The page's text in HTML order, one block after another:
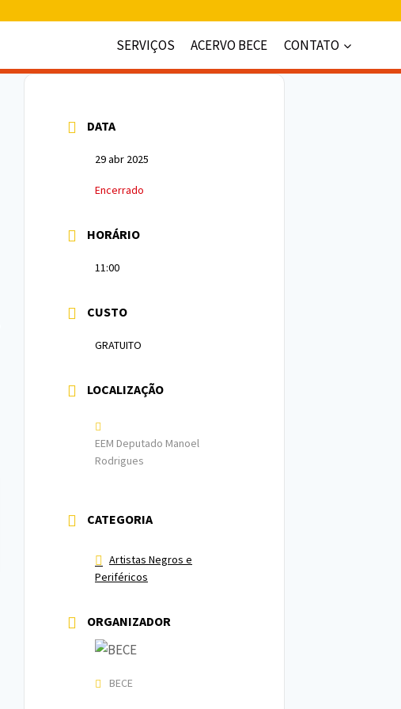
SERVIÇOS
ACERVO BECE CONTATO
DATA
29 abr 2025
Encerrado
HORÁRIO
11:00
CUSTO
GRATUITO
LOCALIZAÇÃO
EEM Deputado Manoel
Rodrigues
CATEGORIA
Artistas Negros e
Periféricos
ORGANIZADOR
BECE